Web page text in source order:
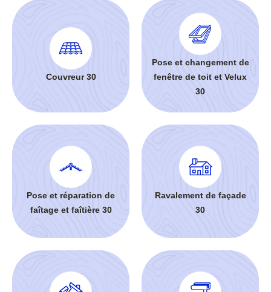
Couvreur 30
Pose et changement de
fenêtre de toit et Velux
30
Pose et réparation de
faîtage et faîtière 30
Ravalement de façade
30